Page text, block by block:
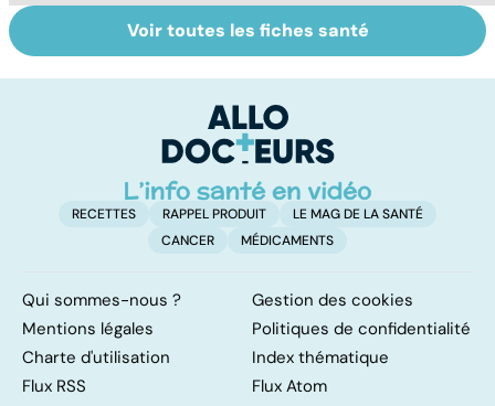
Covid-19 : tout
savoir sur la
La tuberculose
pulmonaire
Voir toutes les fiches santé
RECETTES RAPPEL PRODUIT
LE MAG DE LA SANTÉ
CANCER
MÉDICAMENTS
Qui sommes-nous ?
Gestion des cookies
Mentions légales
Politiques de confidentialité
Charte d'utilisation
Index thématique
Flux RSS
Flux Atom